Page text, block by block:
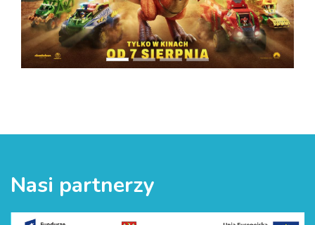
Nasi partnerzy